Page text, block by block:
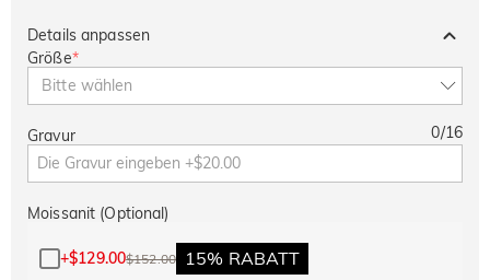
Details anpassen
Größe*
Bitte wählen
Gravur 0/16
Moissanit (Optional)
+$129.00$152.00 15% RABATT